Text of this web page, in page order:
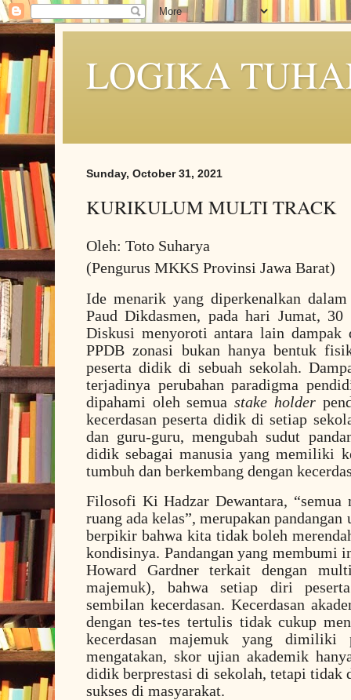
LOGIKA
Sunday, October 31, 2021
KURIKULUM MULTI TRACK
Oleh: Toto Suharya
(Pengurus MKKS Provinsi Jawa Barat)
Ide menarik yang diperkenalkan
Paud Dikdasmen, pada hari Jumat,
Diskusi menyoroti antara lain dampak
PPDB zonasi bukan hanya bentuk
peserta didik di sebuah sekolah.
terjadinya perubahan paradigma
dipahami oleh semuastake holder
kecerdasan peserta didik di setiap
dan guru-guru, mengubah sudut
didik sebagai manusia yang memiliki
tumbuh dan berkembang dengan
Filosofi Ki Hadzar Dewantara, “semua
ruang ada kelas”, merupakan
berpikir bahwa kita tidak boleh
kondisinya. Pandangan yang membumi
Howard Gardner terkait dengan
majemuk), bahwa setiap diri
sembilan kecerdasan. Kecerdasan
dengan tes-tes tertulis tidak cukup
kecerdasan majemuk yang dimiliki
mengatakan, skor ujian akademik
didik berprestasi di sekolah, tetapi tidak
sukses di masyarakat.